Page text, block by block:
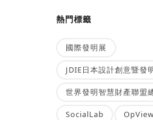
熱門標籤
國際發明展
JDIE日本設計創意暨發
世界發明智慧財產聯盟
SocialLab OpView